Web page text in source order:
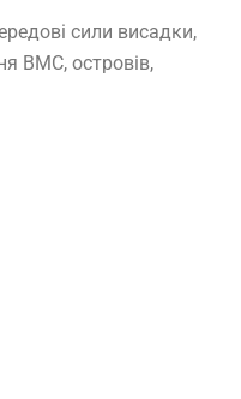
сили висадки,
ВМС, островів,